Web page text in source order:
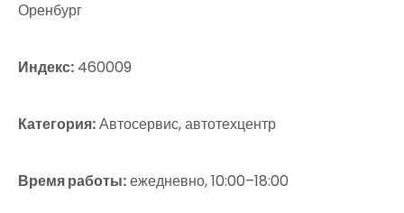
Оренбург
Индекс: 460009
Категория:Автосервис, автотехцентр
Время работы:ежедневно, 10:00–18:00